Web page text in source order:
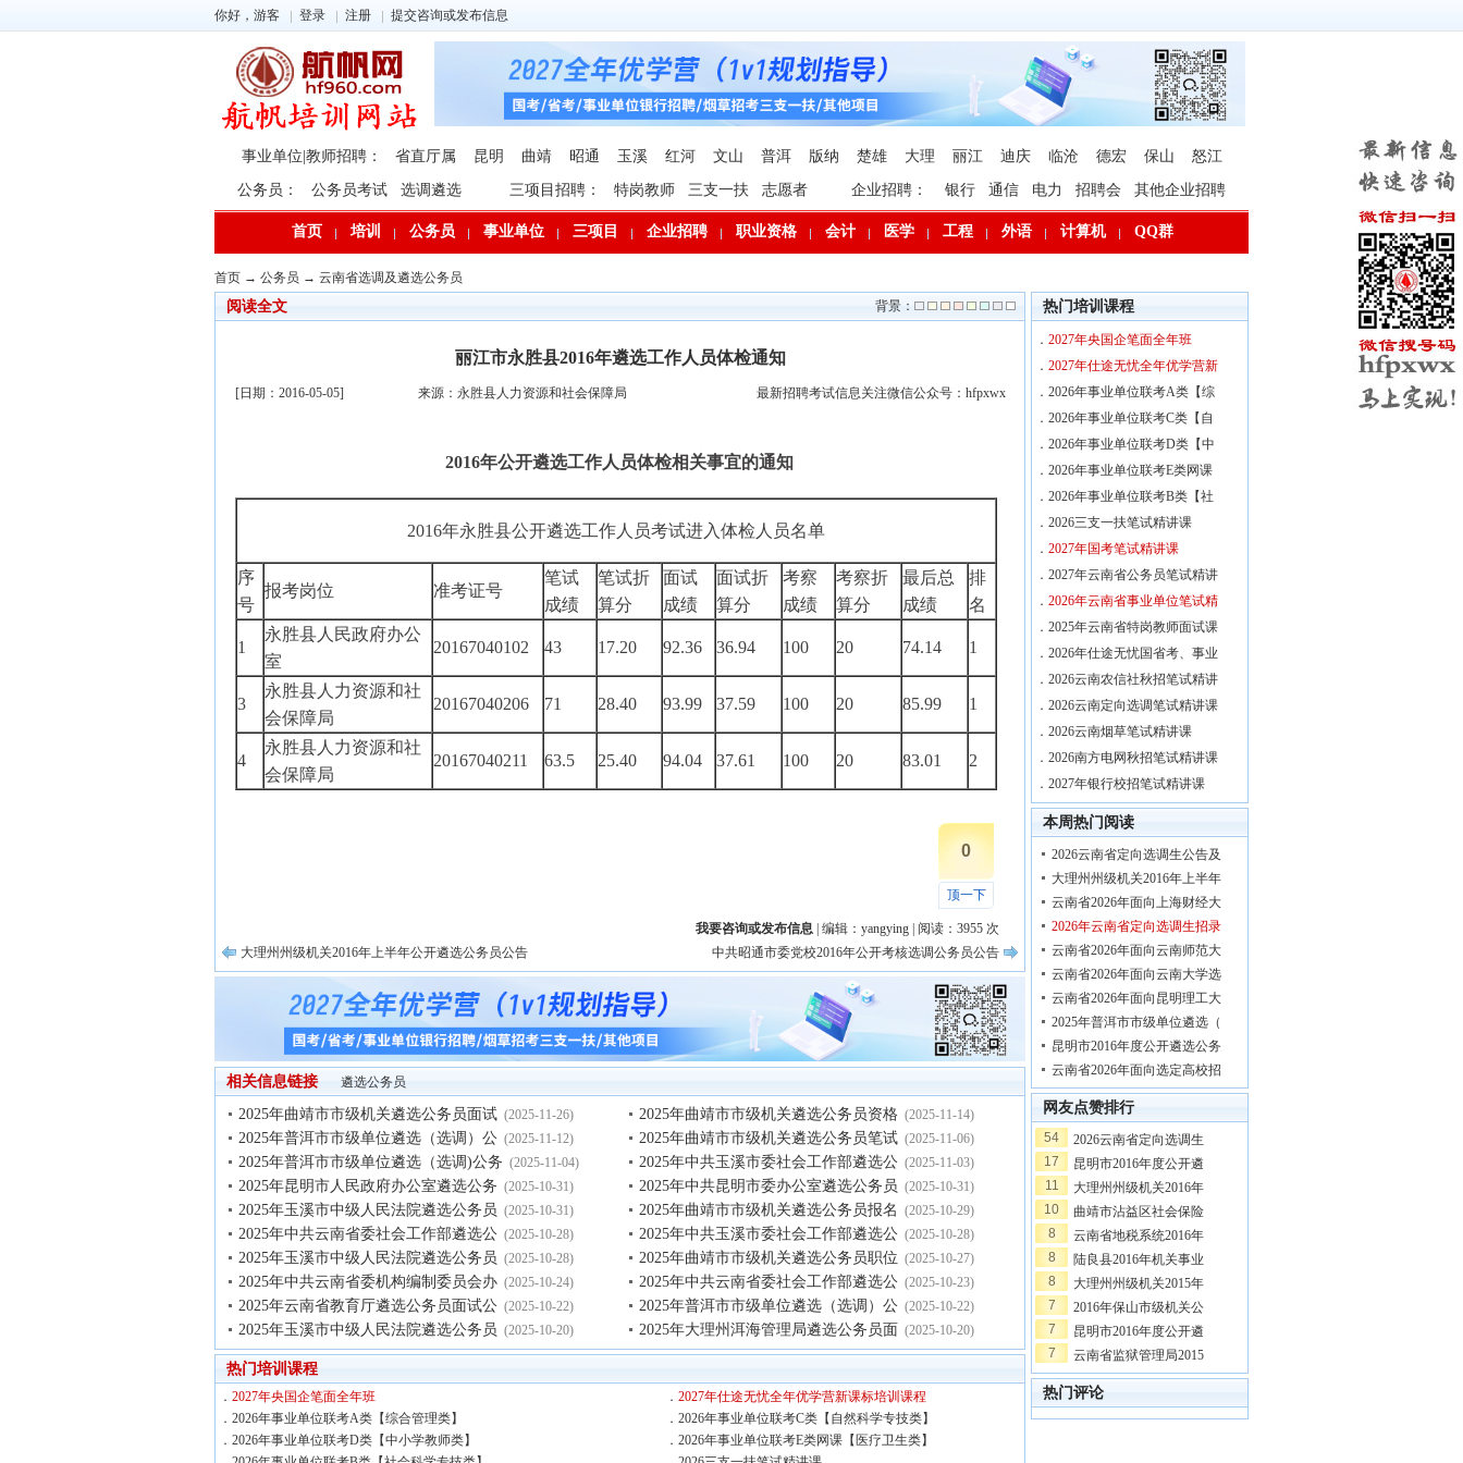
你好，游客 登录 注册 提交咨询或发布信息
事业单位|教师招聘： 省直厅属 昆明 曲靖 昭通 玉溪 红河 文山 普洱 版纳 楚雄 大理 丽江 迪庆 临沧 德宏 保山 怒江
公务员： 公务员考试 选调遴选 三项目招聘： 特岗教师 三支一扶 志愿者 企业招聘： 银行 通信 电力 招聘会 其他企业招聘
首页 培训 公务员 事业单位 三项目 企业招聘 职业资格 会计 医学 工程 外语 计算机 QQ群
首页 → 公务员 → 云南省选调及遴选公务员
背景：
阅读全文
丽江市永胜县2016年遴选工作人员体检通知
[日期：2016-05-05] 来源：永胜县人力资源和社会保障局 最新招聘考试信息关注微信公众号：hfpxwx
2016年公开遴选工作人员体检相关事宜的通知
2016年永胜县公开遴选工作人员考试进入体检人员名单
序
号
报考岗位 准考证号
笔试
成绩
笔试折
算分
面试
成绩
面试折
算分
考察
成绩
考察折
算分
最后总
成绩
排
名
1
永胜县人民政府办公
室
20167040102 43 17.20 92.36 36.94 100 20 74.14 1
3
永胜县人力资源和社
会保障局
20167040206 71 28.40 93.99 37.59 100 20 85.99 1
4
永胜县人力资源和社
会保障局
20167040211 63.5 25.40 94.04 37.61 100 20 83.01 2
0
顶一下
我要咨询或发布信息 | 编辑： yangying | 阅读： 3955 次
大理州州级机关2016年上半年公开遴选公务员公告
中共昭通市委党校2016年公开考核选调公务员公告
相关信息链接 遴选公务员
2025年曲靖市市级机关遴选公务员面试 (2025-11-26)
2025年普洱市市级单位遴选（选调）公 (2025-11-12)
2025年普洱市市级单位遴选（选调)公务 (2025-11-04)
2025年昆明市人民政府办公室遴选公务 (2025-10-31)
2025年玉溪市中级人民法院遴选公务员 (2025-10-31)
2025年中共云南省委社会工作部遴选公 (2025-10-28)
2025年玉溪市中级人民法院遴选公务员 (2025-10-28)
2025年中共云南省委机构编制委员会办 (2025-10-24)
2025年云南省教育厅遴选公务员面试公 (2025-10-22)
2025年玉溪市中级人民法院遴选公务员 (2025-10-20)
2025年曲靖市市级机关遴选公务员资格 (2025-11-14)
2025年曲靖市市级机关遴选公务员笔试 (2025-11-06)
2025年中共玉溪市委社会工作部遴选公 (2025-11-03)
2025年中共昆明市委办公室遴选公务员 (2025-10-31)
2025年曲靖市市级机关遴选公务员报名 (2025-10-29)
2025年中共玉溪市委社会工作部遴选公 (2025-10-28)
2025年曲靖市市级机关遴选公务员职位 (2025-10-27)
2025年中共云南省委社会工作部遴选公 (2025-10-23)
2025年普洱市市级单位遴选（选调）公 (2025-10-22)
2025年大理州洱海管理局遴选公务员面 (2025-10-20)
热门培训课程
． 2027年央国企笔面全年班 ． 2027年仕途无忧全年优学营新课标培训课程
． 2026年事业单位联考A类【综合管理类】 ． 2026年事业单位联考C类【自然科学专技类】
． 2026年事业单位联考D类【中小学教师类】 ． 2026年事业单位联考E类网课【医疗卫生类】
热门培训课程
． 2027年央国企笔面全年班
． 2027年仕途无忧全年优学营新
． 2026年事业单位联考A类【综
． 2026年事业单位联考C类【自
． 2026年事业单位联考D类【中
． 2026年事业单位联考E类网课
． 2026年事业单位联考B类【社
． 2026三支一扶笔试精讲课
． 2027年国考笔试精讲课
． 2027年云南省公务员笔试精讲
． 2026年云南省事业单位笔试精
． 2025年云南省特岗教师面试课
． 2026年仕途无忧国省考、事业
． 2026云南农信社秋招笔试精讲
． 2026云南定向选调笔试精讲课
． 2026云南烟草笔试精讲课
． 2026南方电网秋招笔试精讲课
． 2027年银行校招笔试精讲课
本周热门阅读
2026云南省定向选调生公告及
大理州州级机关2016年上半年
云南省2026年面向上海财经大
2026年云南省定向选调生招录
云南省2026年面向云南师范大
云南省2026年面向云南大学选
云南省2026年面向昆明理工大
2025年普洱市市级单位遴选（
昆明市2016年度公开遴选公务
云南省2026年面向选定高校招
网友点赞排行
54
2026云南省定向选调生
17
昆明市2016年度公开遴
11
大理州州级机关2016年
10
曲靖市沾益区社会保险
8
云南省地税系统2016年
8
陆良县2016年机关事业
8
大理州州级机关2015年
7
2016年保山市级机关公
7
昆明市2016年度公开遴
7
云南省监狱管理局2015
热门评论